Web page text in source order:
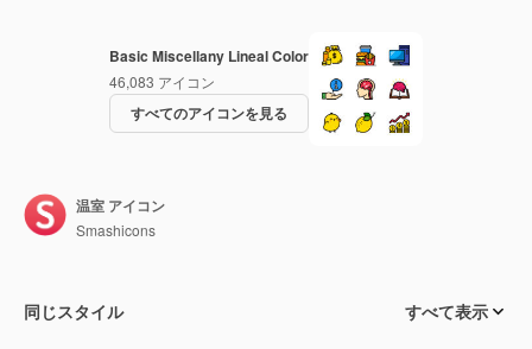
Basic Miscellany Lineal Color
46,083 アイコン
すべてのアイコンを見る
温室 アイコン
Smashicons
同じスタイル すべて表示